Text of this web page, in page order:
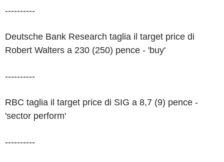
----------
Deutsche Bank Research taglia il target price di
Robert Walters a 230 (250) pence - 'buy'
----------
RBC taglia il target price di SIG a 8,7 (9) pence -
'sector perform'
----------